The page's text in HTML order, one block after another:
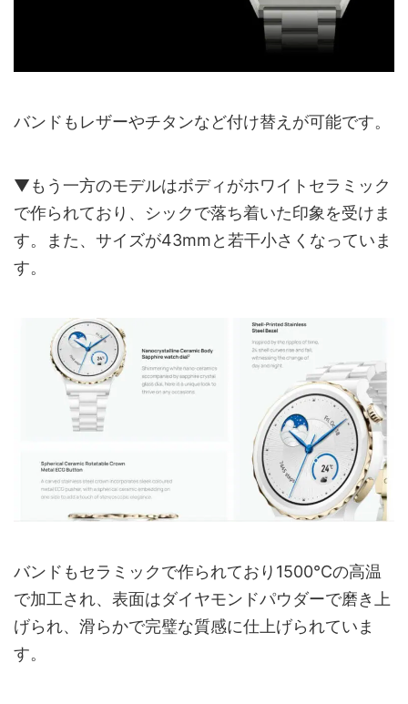
バンドもレザーやチタンなど付け替えが可能です。
▼もう一方のモデルはボディがホワイトセラミック
で作られており、シックで落ち着いた印象を受けま
す。また、サイズが43mmと若干小さくなっていま
す。
バンドもセラミックで作られており1500℃の高温
で加工され、表面はダイヤモンドパウダーで磨き上
げられ、滑らかで完璧な質感に仕上げられていま
す。